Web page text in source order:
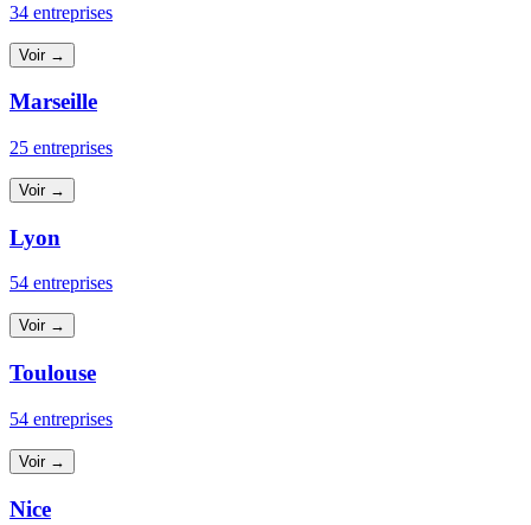
34 entreprises
Voir →
Marseille
25 entreprises
Voir →
Lyon
54 entreprises
Voir →
Toulouse
54 entreprises
Voir →
Nice